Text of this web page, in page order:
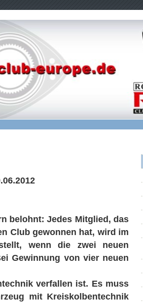
belohnt: Jedes Mitglied, das
Club gewonnen hat, wird im
wenn die zwei neuen
Gewinnung von vier neuen
verfallen ist. Es muss
mit Kreiskolbentechnik